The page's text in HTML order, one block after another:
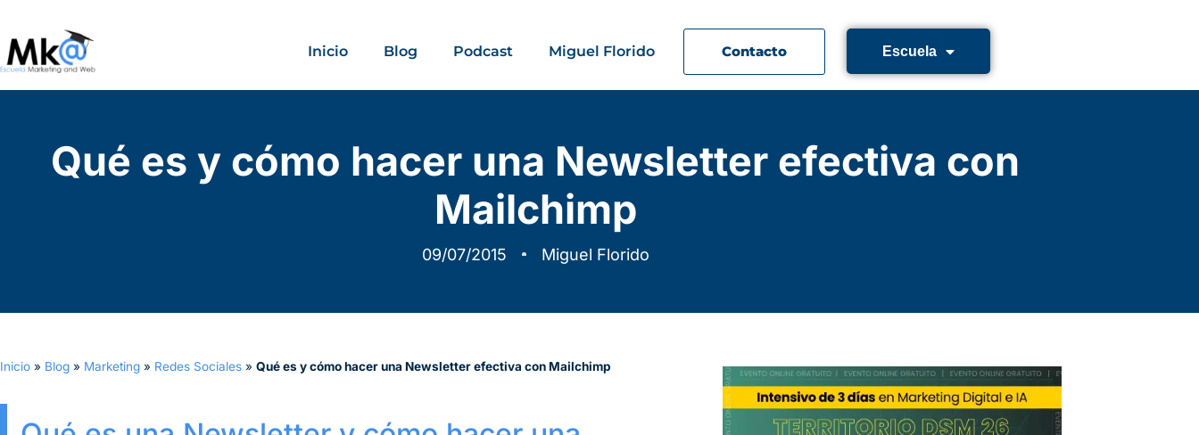
Inicio Blog Podcast Miguel Florido Contacto Escuela
Qué es y cómo hacer una Newsletter efectiva con
Mailchimp
09/07/2015 Miguel Florido
Inicio » Blog » Marketing » Redes Sociales » Qué es y cómo hacer una Newsletter efectiva con Mailchimp